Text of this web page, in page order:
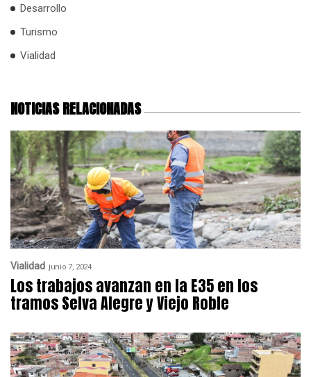
Desarrollo
Turismo
Vialidad
NOTICIAS RELACIONADAS
Vialidad junio 7, 2024
Los trabajos avanzan en la E35 en los
tramos Selva Alegre y Viejo Roble